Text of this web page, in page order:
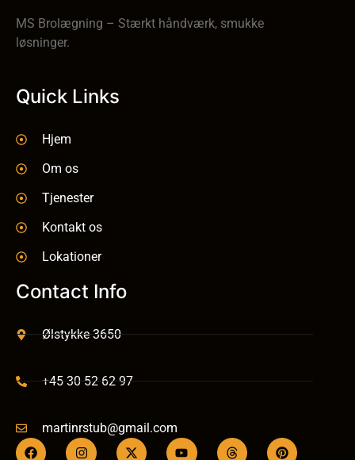
MS Brolægning – Stærkt håndværk, smukke
løsninger.
Quick Links
Hjem
Om os
Tjenester
Kontakt os
Lokationer
Contact Info
Ølstykke 3650
+45 30 52 62 97
martinrstub@gmail.com